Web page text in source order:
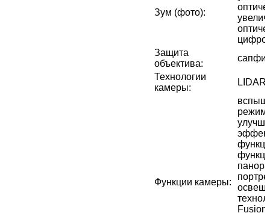
Зум (фото):
Защита
объектива:
Технологии
камеры:
LIDAR
Функции камеры:
режим